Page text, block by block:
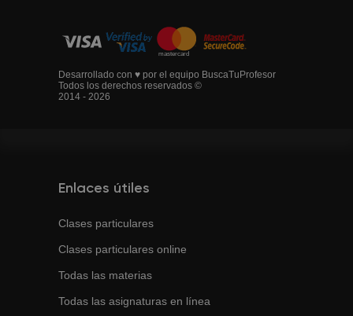
Desarrollado con ♥ por el equipo BuscaTuProfesor
Todos los derechos reservados ©
2014 - 2026
Enlaces útiles
Clases particulares
Clases particulares online
Todas las materias
Todas las asignaturas en línea